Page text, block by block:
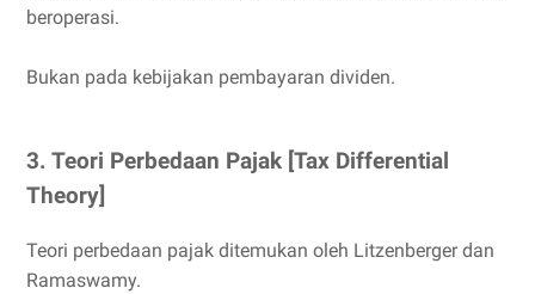
beroperasi.
Bukan pada kebijakan pembayaran dividen.
3. Teori Perbedaan Pajak [Tax Differential
Theory]
Teori perbedaan pajak ditemukan oleh Litzenberger dan
Ramaswamy.